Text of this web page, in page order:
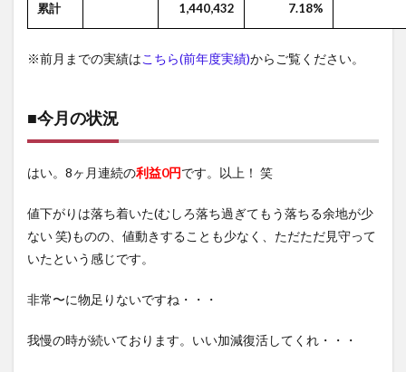
累計 1,440,432 7.18%
※前月までの実績はこちら(前年度実績)からご覧ください。
■今月の状況
はい。8ヶ月連続の利益0円です。以上！ 笑
値下がりは落ち着いた(むしろ落ち過ぎてもう落ちる余地が少
ない 笑)ものの、値動きすることも少なく、ただただ見守って
いたという感じです。
非常〜に物足りないですね・・・
我慢の時が続いております。いい加減復活してくれ・・・